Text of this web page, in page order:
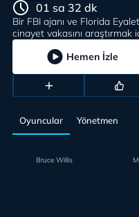
Bir FBI ajanı ve Florida
cinayet vakasını
01 sa 32 dk
Hemen İzle
Oyuncular Yönetmen
Bruce Willis